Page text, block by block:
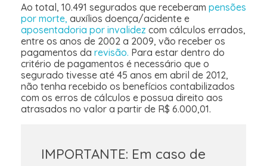
Ao total, 10.491 segurados que receberam pensões
por morte, auxílios doença/acidente e
aposentadoria por invalidez com cálculos errados,
entre os anos de 2002 a 2009, vão receber os
pagamentos da revisão. Para estar dentro do
critério de pagamentos é necessário que o
segurado tivesse até 45 anos em abril de 2012,
não tenha recebido os benefícios contabilizados
com os erros de cálculos e possua direito aos
atrasados no valor a partir de R$ 6.000,01.
IMPORTANTE: Em caso de